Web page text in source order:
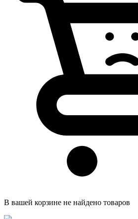
В вашей корзине не найдено товаров